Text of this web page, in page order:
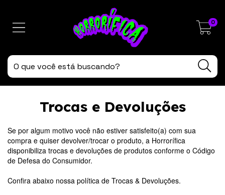
0
Trocas e Devoluções
Se por algum motivo você não estiver satisfeito(a) com sua
compra e quiser devolver/trocar o produto, a Horrorífica
disponibiliza trocas e devoluções de produtos conforme o Código
de Defesa do Consumidor.
Confira abaixo nossa política de Trocas & Devoluções.